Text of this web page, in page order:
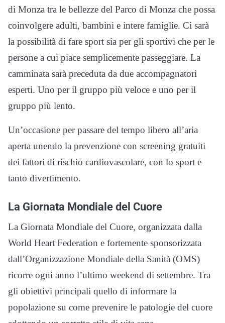
di Monza tra le bellezze del Parco di Monza che possa
coinvolgere adulti, bambini e intere famiglie. Ci sarà
la possibilità di fare sport sia per gli sportivi che per le
persone a cui piace semplicemente passeggiare. La
camminata sarà preceduta da due accompagnatori
esperti. Uno per il gruppo più veloce e uno per il
gruppo più lento.
Un’occasione per passare del tempo libero all’aria
aperta unendo la prevenzione con screening gratuiti
dei fattori di rischio cardiovascolare, con lo sport e
tanto divertimento.
La Giornata Mondiale del Cuore
La Giornata Mondiale del Cuore, organizzata dalla
World Heart Federation e fortemente sponsorizzata
dall’Organizzazione Mondiale della Sanità (OMS)
ricorre ogni anno l’ultimo weekend di settembre. Tra
gli obiettivi principali quello di informare la
popolazione su come prevenire le patologie del cuore